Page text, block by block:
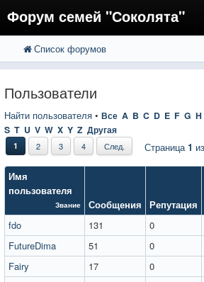
Форум семей "Соколята"
FAQ
Вход
Список форумов
Пользователи
Найти пользователя • Все A B C D E F G H
S T U V W X Y Z Другая
1 2 3 4 След. Страница1 из
Имя
пользователя
Звание Сообщения Репутация
fdo
131 0
FutureDima
51
0
Fairy
17
0